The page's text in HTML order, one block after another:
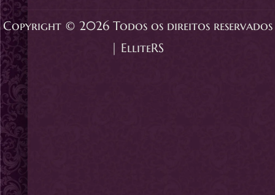
Copyright © 2026 Todos os direitos reservados
| ElliteRS